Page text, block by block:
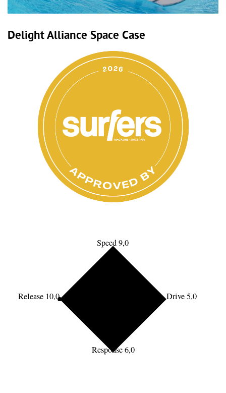
Delight Alliance Space Case
Speed 9,0
Drive 5,0
Response 6,0
Release 10,0